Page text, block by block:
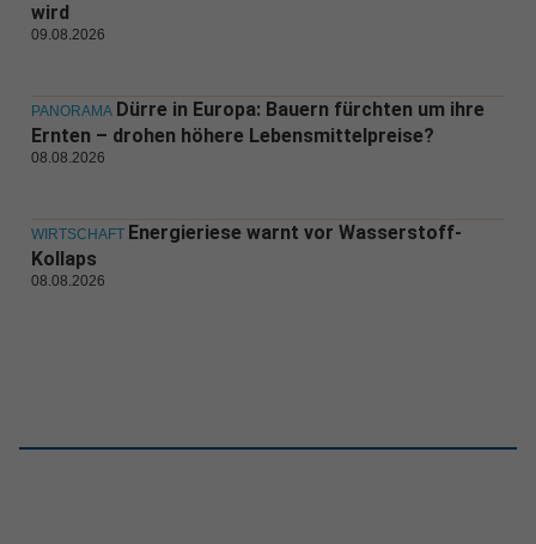
wird
09.08.2026
PANORAMA Dürre in Europa: Bauern fürchten um ihre
Ernten – drohen höhere Lebensmittelpreise?
08.08.2026
WIRTSCHAFT Energieriese warnt vor Wasserstoff-
Kollaps
08.08.2026